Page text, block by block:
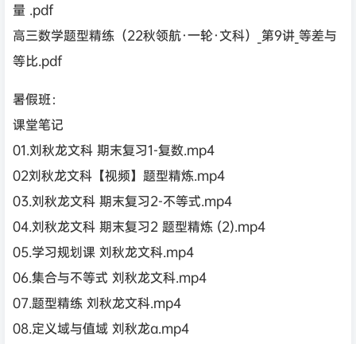
量 .pdf
高三数学题型精练（22秋领航·一轮·文科）_第9讲_等差与
等比.pdf
暑假班：
课堂笔记
01.刘秋龙文科 期末复习1-复数.mp4
02刘秋龙文科【视频】题型精炼.mp4
03.刘秋龙文科 期末复习2-不等式.mp4
04.刘秋龙文科 期末复习2 题型精炼 (2).mp4
05.学习规划课 刘秋龙文科.mp4
06.集合与不等式 刘秋龙文科.mp4
07.题型精练 刘秋龙文科.mp4
08.定义域与值域 刘秋龙a.mp4